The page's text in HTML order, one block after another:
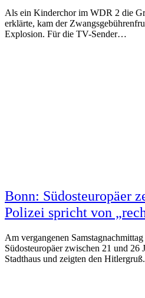
Als ein Kinderchor im WDR 2 die
erklärte, kam der
Explosion. Für die TV-Sender…
Bonn: Südosteuropäer
Polizei spricht von
Am vergangenen
Südosteuropäer zwischen 21 und 26
Stadthaus und zeigten den